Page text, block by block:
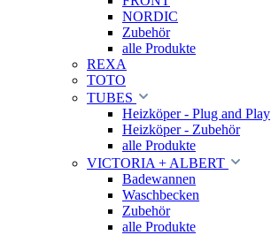
NORDIC
Zubehör
alle Produkte
REXA
TOTO
TUBES
Heizköper - Plug and Play
Heizköper - Zubehör
alle Produkte
VICTORIA + ALBERT
Badewannen
Waschbecken
Zubehör
alle Produkte